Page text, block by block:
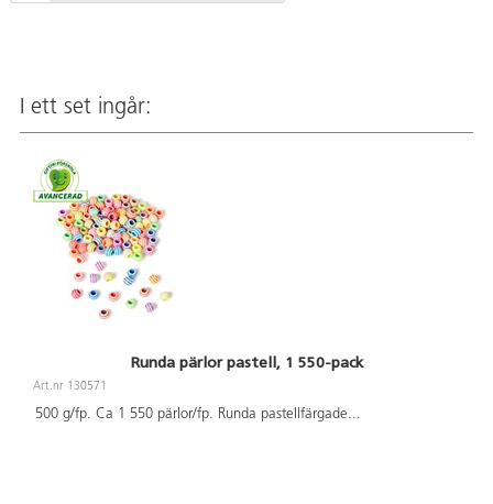
I ett set ingår:
Runda pärlor pastell, 1 550-pack
Art.nr 130571
500 g/fp. Ca 1 550 pärlor/fp. Runda pastellfärgade...